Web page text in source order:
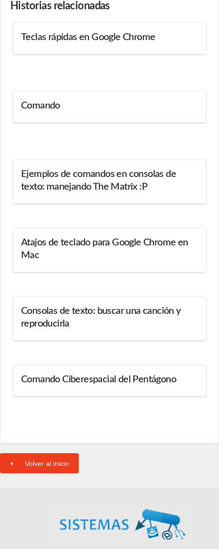
Historias relacionadas
Teclas rápidas en Google Chrome
Comando
Ejemplos de comandos en consolas de
texto: manejando The Matrix :P
Atajos de teclado para Google Chrome en
Mac
Consolas de texto: buscar una canción y
reproducirla
Comando Ciberespacial del Pentágono
Volver al inicio